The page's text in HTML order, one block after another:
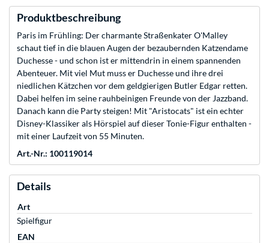
Produktbeschreibung
Paris im Frühling: Der charmante Straßenkater O'Malley
schaut tief in die blauen Augen der bezaubernden Katzendame
Duchesse - und schon ist er mittendrin in einem spannenden
Abenteuer. Mit viel Mut muss er Duchesse und ihre drei
niedlichen Kätzchen vor dem geldgierigen Butler Edgar retten.
Dabei helfen im seine rauhbeinigen Freunde von der Jazzband.
Danach kann die Party steigen! Mit "Aristocats" ist ein echter
Disney-Klassiker als Hörspiel auf dieser Tonie-Figur enthalten -
mit einer Laufzeit von 55 Minuten.
Art.-Nr.: 100119014
Details
Art
Spielfigur
EAN